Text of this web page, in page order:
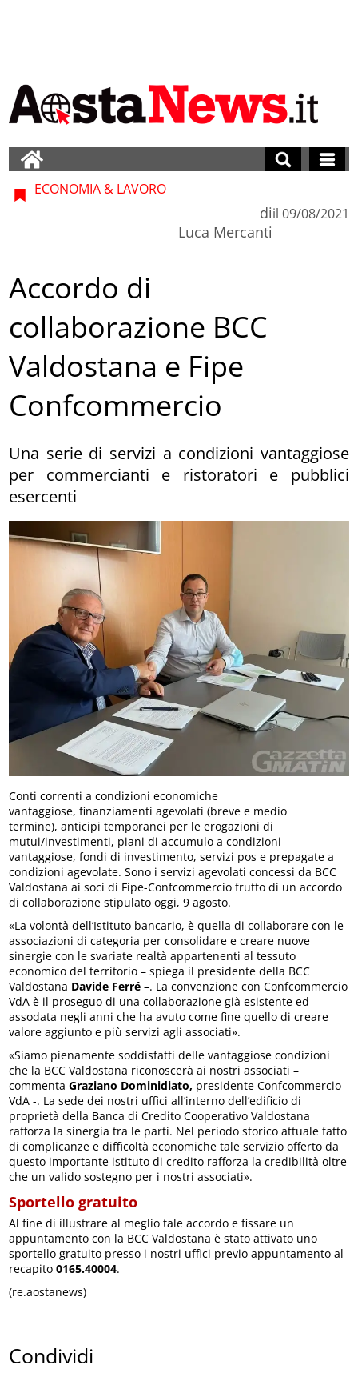
ECONOMIA & LAVORO
di
Luca Mercanti
il 09/08/2021
Accordo di
collaborazione BCC
Valdostana e Fipe
Confcommercio
Una serie di servizi a condizioni vantaggiose
per commercianti e ristoratori e pubblici
esercenti
Conti correnti a condizioni economiche
vantaggiose, finanziamenti agevolati (breve e medio
termine), anticipi temporanei per le erogazioni di
mutui/investimenti, piani di accumulo a condizioni
vantaggiose, fondi di investimento, servizi pos e prepagate a
condizioni agevolate. Sono i servizi agevolati concessi da BCC
Valdostana ai soci di Fipe-Confcommercio frutto di un accordo
di collaborazione stipulato oggi, 9 agosto.
«La volontà dell’Istituto bancario, è quella di collaborare con le
associazioni di categoria per consolidare e creare nuove
sinergie con le svariate realtà appartenenti al tessuto
economico del territorio – spiega il presidente della BCC
Valdostana Davide Ferré –. La convenzione con Confcommercio
VdA è il proseguo di una collaborazione già esistente ed
assodata negli anni che ha avuto come fine quello di creare
valore aggiunto e più servizi agli associati».
«Siamo pienamente soddisfatti delle vantaggiose condizioni
che la BCC Valdostana riconoscerà ai nostri associati –
commentaGraziano Dominidiato, presidente Confcommercio
VdA -. La sede dei nostri uffici all’interno dell’edificio di
proprietà della Banca di Credito Cooperativo Valdostana
rafforza la sinergia tra le parti. Nel periodo storico attuale fatto
di complicanze e difficoltà economiche tale servizio offerto da
questo importante istituto di credito rafforza la credibilità oltre
che un valido sostegno per i nostri associati».
Sportello gratuito
Al fine di illustrare al meglio tale accordo e fissare un
appuntamento con la BCC Valdostana è stato attivato uno
sportello gratuito presso i nostri uffici previo appuntamento al
recapito0165.40004.
(re.aostanews)
Condividi